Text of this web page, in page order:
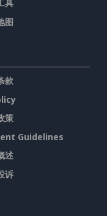
具
图
款
策
Guidelines
述
诉